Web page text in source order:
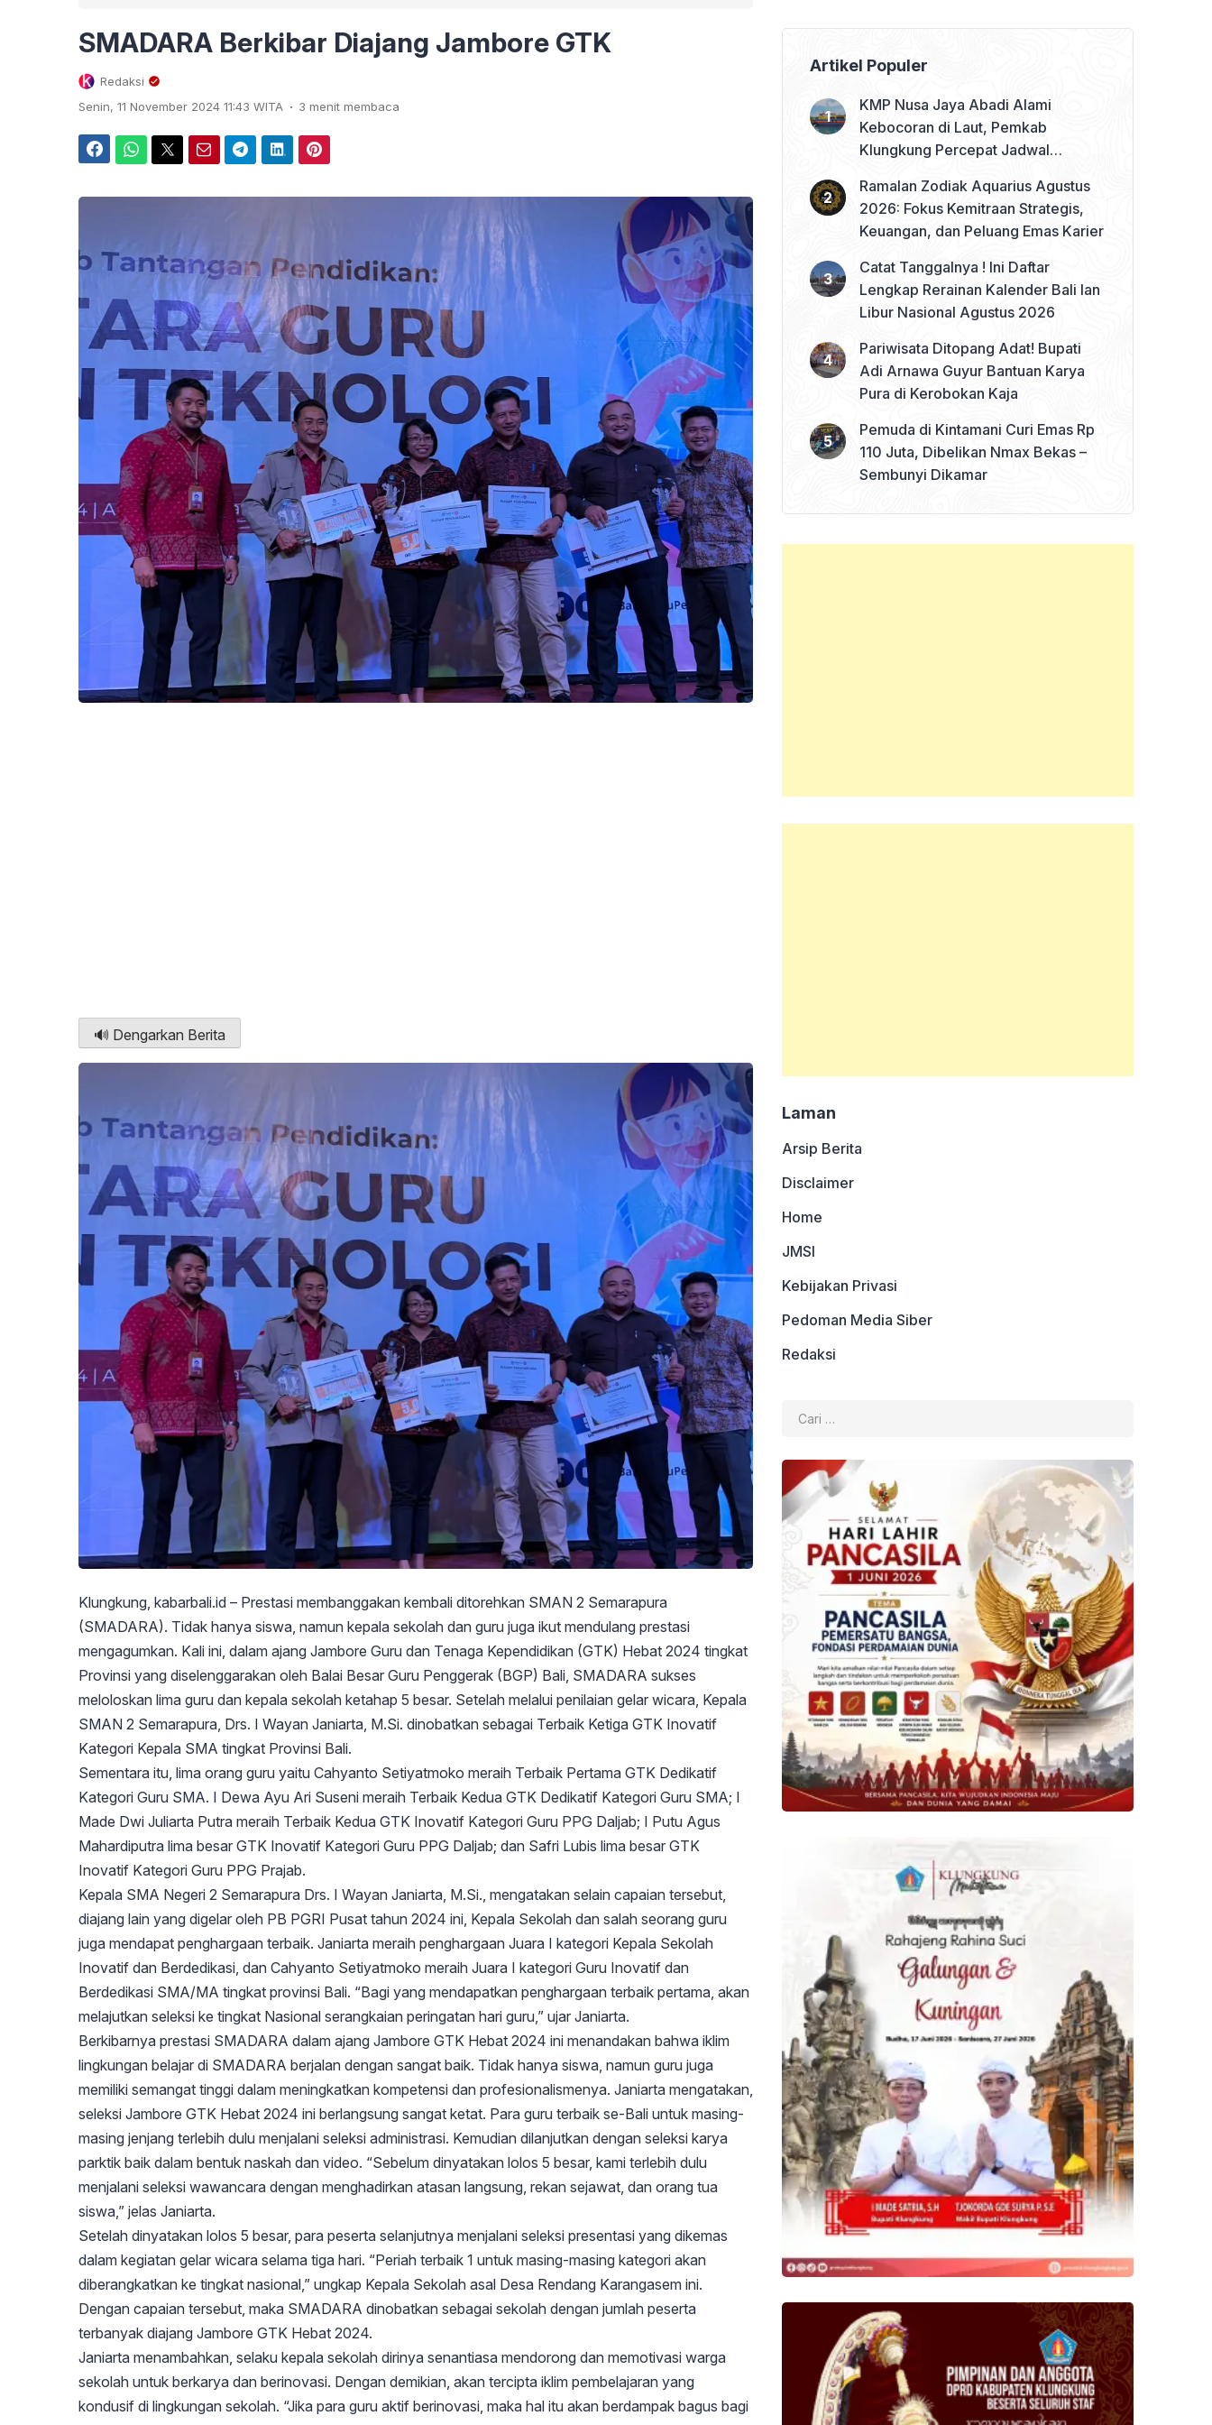
SMADARA Berkibar Diajang Jambore GTK
Redaksi
Senin, 11 November 2024 11:43 WITA . 3 menit membaca
🔊 Dengarkan Berita
Klungkung, kabarbali.id – Prestasi membanggakan kembali ditorehkan SMAN 2 Semarapura
(SMADARA). Tidak hanya siswa, namun kepala sekolah dan guru juga ikut mendulang prestasi
mengagumkan. Kali ini, dalam ajang Jambore Guru dan Tenaga Kependidikan (GTK) Hebat 2024 tingkat
Provinsi yang diselenggarakan oleh Balai Besar Guru Penggerak (BGP) Bali, SMADARA sukses
meloloskan lima guru dan kepala sekolah ketahap 5 besar. Setelah melalui penilaian gelar wicara, Kepala
SMAN 2 Semarapura, Drs. I Wayan Janiarta, M.Si. dinobatkan sebagai Terbaik Ketiga GTK Inovatif
Kategori Kepala SMA tingkat Provinsi Bali.
Sementara itu, lima orang guru yaitu Cahyanto Setiyatmoko meraih Terbaik Pertama GTK Dedikatif
Kategori Guru SMA. I Dewa Ayu Ari Suseni meraih Terbaik Kedua GTK Dedikatif Kategori Guru SMA; I
Made Dwi Juliarta Putra meraih Terbaik Kedua GTK Inovatif Kategori Guru PPG Daljab; I Putu Agus
Mahardiputra lima besar GTK Inovatif Kategori Guru PPG Daljab; dan Safri Lubis lima besar GTK
Inovatif Kategori Guru PPG Prajab.
Kepala SMA Negeri 2 Semarapura Drs. I Wayan Janiarta, M.Si., mengatakan selain capaian tersebut,
diajang lain yang digelar oleh PB PGRI Pusat tahun 2024 ini, Kepala Sekolah dan salah seorang guru
juga mendapat penghargaan terbaik. Janiarta meraih penghargaan Juara I kategori Kepala Sekolah
Inovatif dan Berdedikasi, dan Cahyanto Setiyatmoko meraih Juara I kategori Guru Inovatif dan
Berdedikasi SMA/MA tingkat provinsi Bali. “Bagi yang mendapatkan penghargaan terbaik pertama, akan
melajutkan seleksi ke tingkat Nasional serangkaian peringatan hari guru,” ujar Janiarta.
Berkibarnya prestasi SMADARA dalam ajang Jambore GTK Hebat 2024 ini menandakan bahwa iklim
lingkungan belajar di SMADARA berjalan dengan sangat baik. Tidak hanya siswa, namun guru juga
memiliki semangat tinggi dalam meningkatkan kompetensi dan profesionalismenya. Janiarta mengatakan,
seleksi Jambore GTK Hebat 2024 ini berlangsung sangat ketat. Para guru terbaik se-Bali untuk masing-
masing jenjang terlebih dulu menjalani seleksi administrasi. Kemudian dilanjutkan dengan seleksi karya
parktik baik dalam bentuk naskah dan video. “Sebelum dinyatakan lolos 5 besar, kami terlebih dulu
menjalani seleksi wawancara dengan menghadirkan atasan langsung, rekan sejawat, dan orang tua
siswa,” jelas Janiarta.
Setelah dinyatakan lolos 5 besar, para peserta selanjutnya menjalani seleksi presentasi yang dikemas
dalam kegiatan gelar wicara selama tiga hari. “Periah terbaik 1 untuk masing-masing kategori akan
diberangkatkan ke tingkat nasional,” ungkap Kepala Sekolah asal Desa Rendang Karangasem ini.
Dengan capaian tersebut, maka SMADARA dinobatkan sebagai sekolah dengan jumlah peserta
terbanyak diajang Jambore GTK Hebat 2024.
Janiarta menambahkan, selaku kepala sekolah dirinya senantiasa mendorong dan memotivasi warga
sekolah untuk berkarya dan berinovasi. Dengan demikian, akan tercipta iklim pembelajaran yang
kondusif di lingkungan sekolah. “Jika para guru aktif berinovasi, maka hal itu akan berdampak bagus bagi
Artikel Populer
KMP Nusa Jaya Abadi Alami
Kebocoran di Laut, Pemkab
Klungkung Percepat Jadwal
Ramalan Zodiak Aquarius Agustus
2026: Fokus Kemitraan Strategis,
Keuangan, dan Peluang Emas Karier
Catat Tanggalnya ! Ini Daftar
Lengkap Rerainan Kalender Bali lan
Libur Nasional Agustus 2026
Pariwisata Ditopang Adat! Bupati
Adi Arnawa Guyur Bantuan Karya
Pura di Kerobokan Kaja
Pemuda di Kintamani Curi Emas Rp
110 Juta, Dibelikan Nmax Bekas –
Sembunyi Dikamar
Laman
Arsip Berita
Disclaimer
Home
JMSI
Kebijakan Privasi
Pedoman Media Siber
Redaksi
untuk: